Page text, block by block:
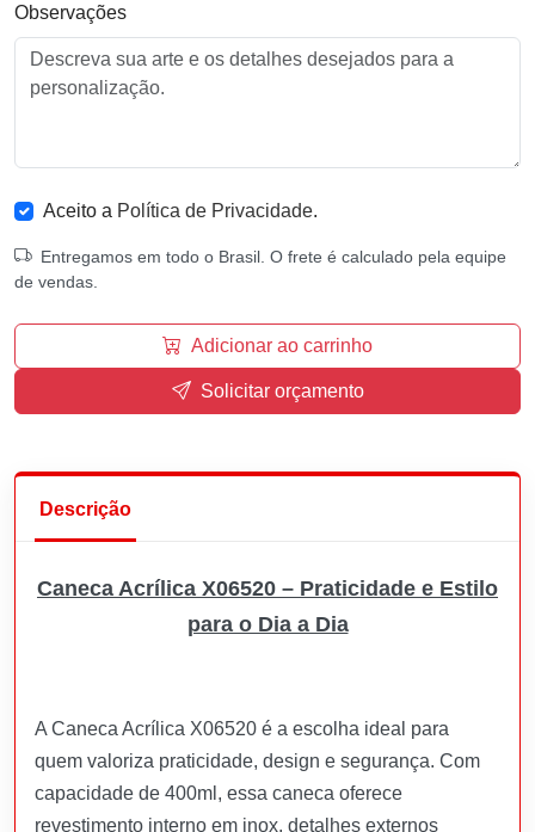
Observações
Aceito a Política de Privacidade.
Entregamos em todo o Brasil. O frete é calculado pela equipe
de vendas.
Adicionar ao carrinho
Solicitar orçamento
Descrição
Caneca Acrílica X06520 – Praticidade e Estilo
para o Dia a Dia
A Caneca Acrílica X06520 é a escolha ideal para
quem valoriza praticidade, design e segurança. Com
capacidade de 400ml, essa caneca oferece
revestimento interno em inox, detalhes externos